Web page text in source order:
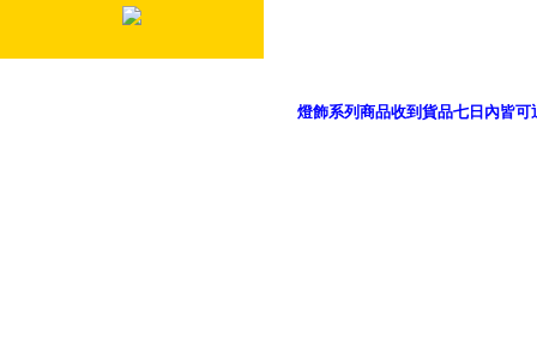
燈飾系列商品收到貨品七日內皆